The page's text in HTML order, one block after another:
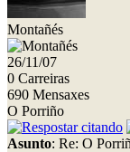
Montañés
26/11/07
0 Carreiras
690 Mensaxes
O Porriño
Asunto: Re: O